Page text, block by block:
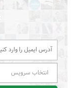
انتخاب سرویس